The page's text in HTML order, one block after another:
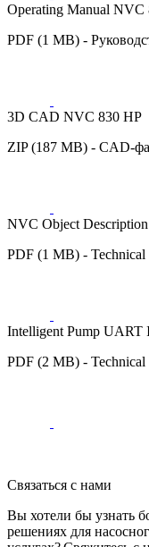
Operating Manual NVC
PDF (1 MB) -
3D CAD NVC 830 HP
ZIP (187 MB) - CAD-
NVC Object Description
PDF (1 MB) -
Intelligent Pump UART
PDF (2 MB) -
Связаться с нами
Вы хотели бы узнать
решениях для